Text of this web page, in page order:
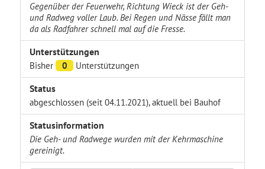
Gegenüber der Feuerwehr, Richtung Wieck ist der Geh-
und Radweg voller Laub. Bei Regen und Nässe fällt man
da als Radfahrer schnell mal auf die Fresse.
Unterstützungen
Bisher 0 Unterstützungen
Status
abgeschlossen (seit 04.11.2021), aktuell bei Bauhof
Statusinformation
Die Geh- und Radwege wurden mit der Kehrmaschine
gereinigt.